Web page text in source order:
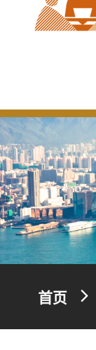
首页